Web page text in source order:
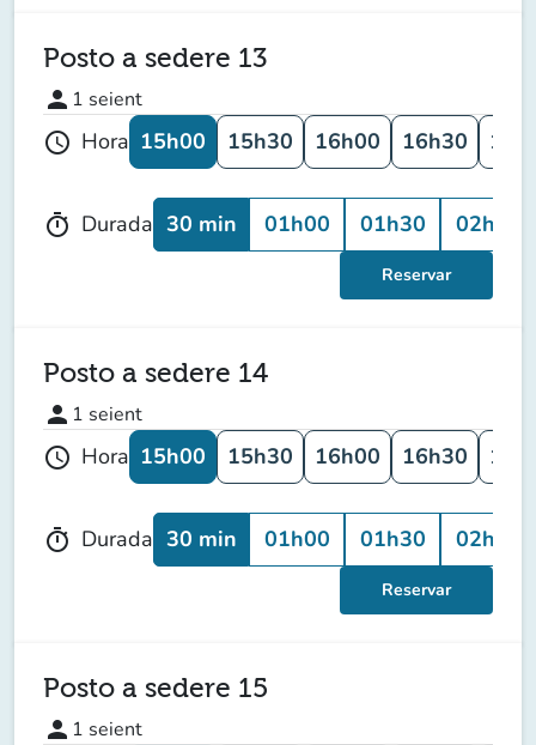
Posto a sedere 13
person 1 seient
schedule Hora 15h00 15h30 16h00 16h30
timer Durada 30 min 01h00 01h30 02h00
Reservar
Posto a sedere 14
person 1 seient
schedule Hora 15h00 15h30 16h00 16h30
timer Durada 30 min 01h00 01h30 02h00
Reservar
Posto a sedere 15
person 1 seient